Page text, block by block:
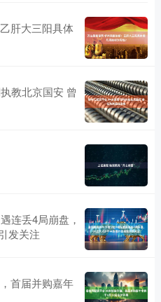
肝大三阳具体
教北京国安 曾
连丢4局崩盘，
发关注
首届并购嘉年